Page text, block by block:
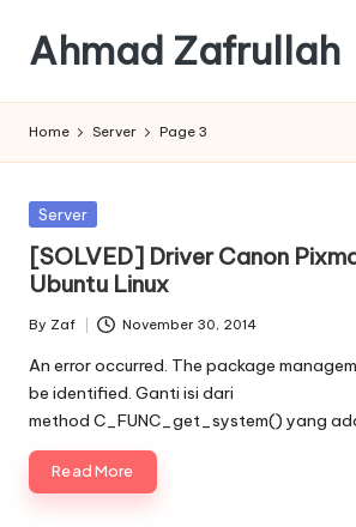
Skip
content
Ahmad Zafrullah
Learn
better
than
Learn
how
Work
Home Server Page 3
Posted
Server
[SOLVED] Driver Canon
Ubuntu Linux
Posted
by
By Zaf November 30, 2014
An error occurred. The package
be identified. Ganti isi dari
method C_FUNC_get_system() yang
Read More